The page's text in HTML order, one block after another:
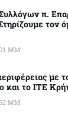
π.
τον
ΜΜ
με
και το ΙΤΕ
ΜΜ